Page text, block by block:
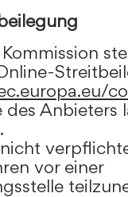
des Anbieters
.
vor einer